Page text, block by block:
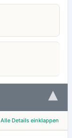
▾
Alle Details einklappen